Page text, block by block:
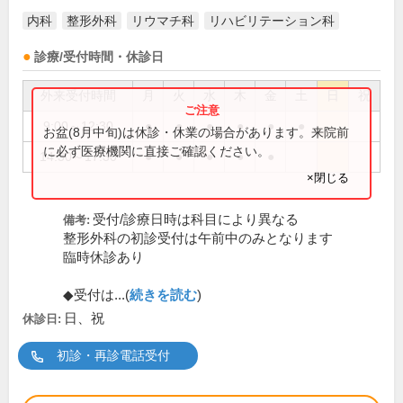
内科 整形外科 リウマチ科 リハビリテーション科
診療/受付時間・休診日
祝
9:00～12:30 ● ● ● ● ●
14:30～17:30 ● ● ● ●
お盆(8月中旬)は休診・休業の場合があります。来院前
に必ず医療機関に直接ご確認ください。
×閉じる
備考: 受付/診療日時は科目により異なる
整形外科の初診受付は午前中のみとなります
臨時休診あり
◆受付は...(続きを読む)
休診日: 日、祝
初診・再診電話受付